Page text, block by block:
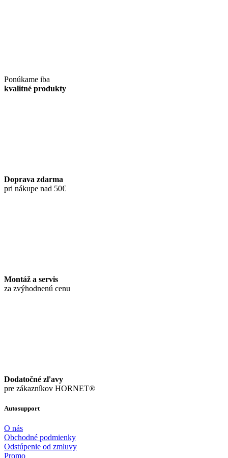
Ponúkame iba
kvalitné produkty
Doprava zdarma
pri nákupe nad 50€
Montáž a servis
za zvýhodnenú cenu
Dodatočné zľavy
pre zákazníkov HORNET®
Autosupport
O nás
Obchodné podmienky
Odstúpenie od zmluvy
Promo